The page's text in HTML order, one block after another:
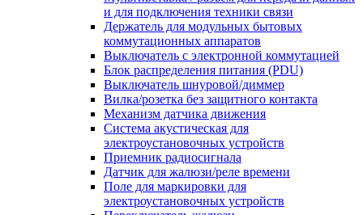
и для подключения техники связи
Держатель для модульных бытовых
коммутационных аппаратов
Выключатель с электронной коммутацией
Блок распределения питания (PDU)
Выключатель шнуровой/диммер
Вилка/розетка без защитного контакта
Механизм датчика движения
Система акустическая для
электроустановочных устройств
Приемник радиосигнала
Датчик для жалюзи/реле времени
Поле для маркировки для
электроустановочных устройств